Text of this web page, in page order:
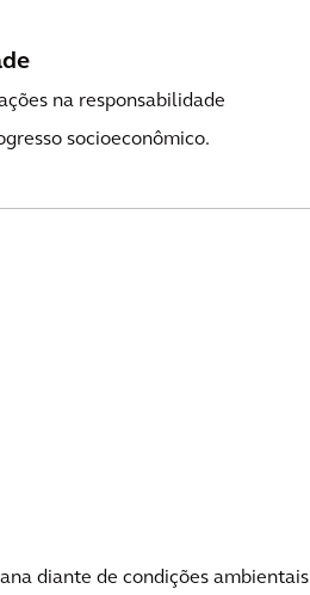
na responsabilidade
socioeconômico.
diante de condições ambientais